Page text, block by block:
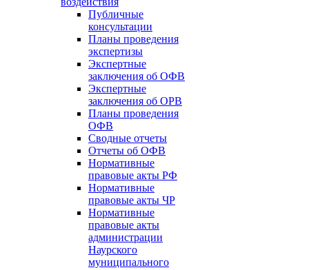
Публичные
консультации
Планы проведения
экспертизы
Экспертные
заключения об ОФВ
Экспертные
заключения об ОРВ
Планы проведения
ОФВ
Сводные отчеты
Отчеты об ОФВ
Нормативные
правовые акты РФ
Нормативные
правовые акты ЧР
Нормативные
правовые акты
администрации
Наурского
муниципального